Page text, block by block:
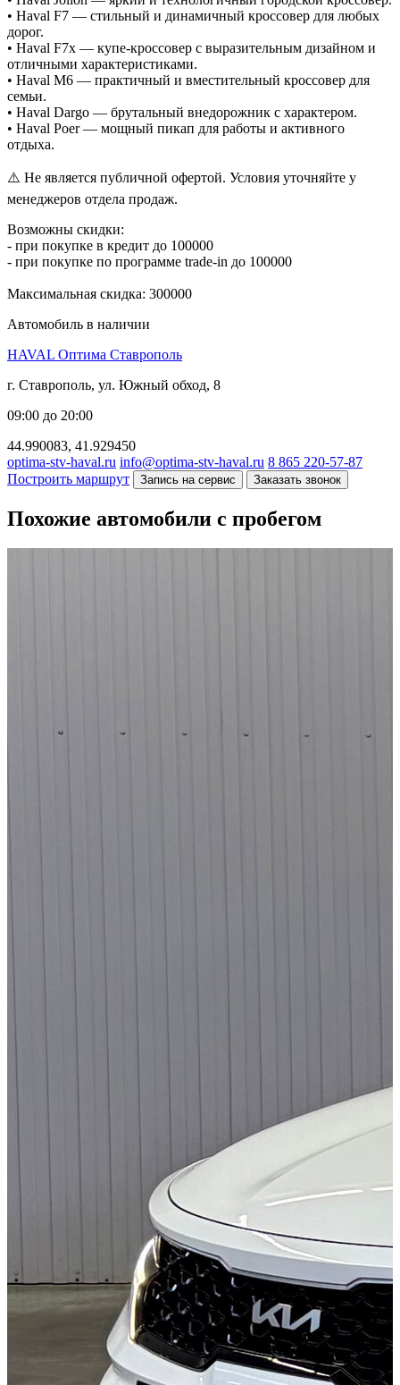
• Haval F7 — стильный и динамичный кроссовер для любых
дорог.
• Haval F7x — купе-кроссовер с выразительным дизайном и
отличными характеристиками.
• Haval M6 — практичный и вместительный кроссовер для
семьи.
• Haval Dargo — брутальный внедорожник с характером.
• Haval Poer — мощный пикап для работы и активного
отдыха.
⚠️ Не является публичной офертой. Условия уточняйте у
менеджеров отдела продаж.
Возможны скидки:
- при покупке в кредит до 100000
- при покупке по программе trade-in до 100000
Максимальная скидка: 300000
Автомобиль в наличии
HAVAL Оптима Ставрополь
г. Ставрополь, ул. Южный обход, 8
09:00 до 20:00
44.990083, 41.929450
optima-stv-haval.ru info@optima-stv-haval.ru 8 865 220-57-87
Построить маршрут
Запись на сервис Заказать звонок
Похожие автомобили с пробегом